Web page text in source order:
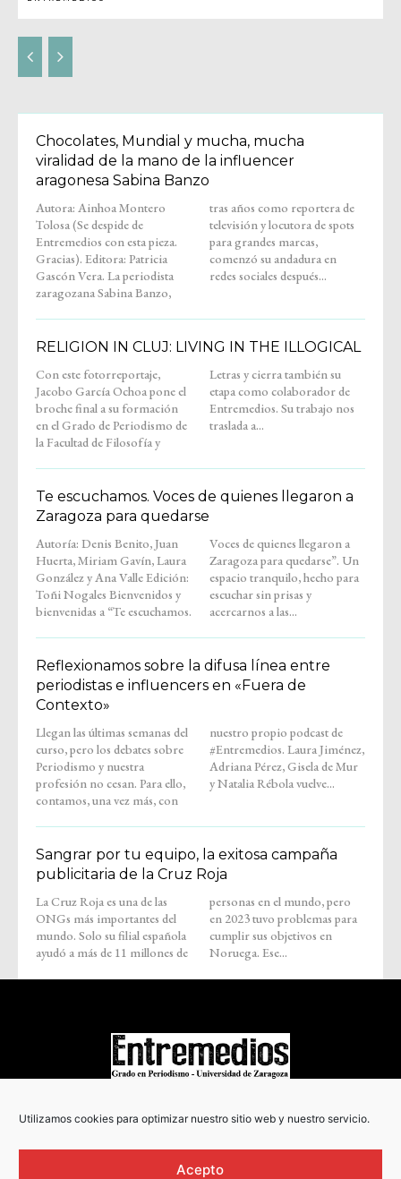
Utilizamos cookies para optimizar nuestro sitio web y nuestro servicio.
Acepto
Chocolates, Mundial y mucha, mucha
viralidad de la mano de la influencer
aragonesa Sabina Banzo
Autora: Ainhoa Montero
Tolosa (Se despide de
Entremedios con esta pieza.
Gracias). Editora: Patricia
Gascón Vera. La periodista
zaragozana Sabina Banzo,
tras años como reportera de
televisión y locutora de spots
para grandes marcas,
comenzó su andadura en
redes sociales después...
RELIGION IN CLUJ: LIVING IN THE ILLOGICAL
Con este fotorreportaje,
Jacobo García Ochoa pone el
broche final a su formación
en el Grado de Periodismo de
la Facultad de Filosofía y
Letras y cierra también su
etapa como colaborador de
Entremedios. Su trabajo nos
traslada a...
Te escuchamos. Voces de quienes llegaron a
Zaragoza para quedarse
Autoría: Denis Benito, Juan
Huerta, Miriam Gavín, Laura
González y Ana Valle Edición:
Toñi Nogales Bienvenidos y
bienvenidas a “Te escuchamos.
Voces de quienes llegaron a
Zaragoza para quedarse”. Un
espacio tranquilo, hecho para
escuchar sin prisas y
acercarnos a las...
Reflexionamos sobre la difusa línea entre
periodistas e influencers en «Fuera de
Contexto»
Llegan las últimas semanas del
curso, pero los debates sobre
Periodismo y nuestra
profesión no cesan. Para ello,
contamos, una vez más, con
nuestro propio podcast de
#Entremedios. Laura Jiménez,
Adriana Pérez, Gisela de Mur
y Natalia Rébola vuelve...
Sangrar por tu equipo, la exitosa campaña
publicitaria de la Cruz Roja
La Cruz Roja es una de las
ONGs más importantes del
mundo. Solo su filial española
ayudó a más de 11 millones de
personas en el mundo, pero
en 2023 tuvo problemas para
cumplir sus objetivos en
Noruega. Ese...